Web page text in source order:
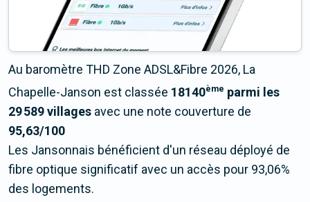
Au baromètre THD Zone ADSL&Fibre 2026, La
Chapelle-Janson est classée 18140ème parmi les
29 589 villages avec une note couverture de
95,63/100
Les Jansonnais bénéficient d'un réseau déployé de
fibre optique significatif avec un accès pour 93,06%
des logements.